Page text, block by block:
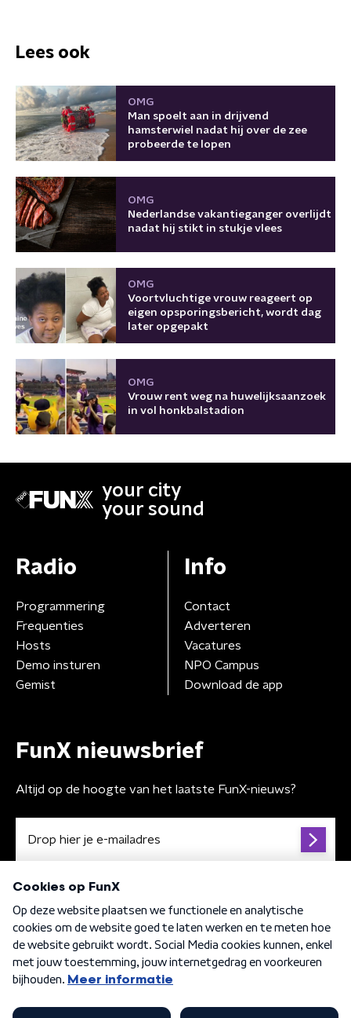
Lees ook
OMG
Man spoelt aan in drijvend
hamsterwiel nadat hij over de zee
probeerde te lopen
OMG
Nederlandse vakantieganger overlijdt
nadat hij stikt in stukje vlees
OMG
Voortvluchtige vrouw reageert op
eigen opsporingsbericht, wordt dag
later opgepakt
OMG
Vrouw rent weg na huwelijksaanzoek
in vol honkbalstadion
your city
your sound
Radio
Programmering
Frequenties
Hosts
Demo insturen
Gemist
Info
Contact
Adverteren
Vacatures
NPO Campus
Download de app
FunX nieuwsbrief
Altijd op de hoogte van het laatste FunX-nieuws?
Algemene voorwaarden Privacybeleid